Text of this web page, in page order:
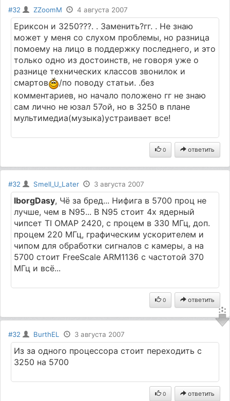
#32 ZZoomM 4 августа 2007
Ериксон и 3250???. . Заменить?гг. . Не знаю
может у меня со слухом проблемы, но разница
помоему на лицо в поддержку последнего, и это
только одно из достоинств, не говоря уже о
разнице технических классов звонилок и
смартов
/по поводу статьи. .без
комментариев, но начало положено гг не знаю
сам лично не юзал 57ой, но в 3250 в плане
мультимедиа(музыка)устраивает все!
0 ответить
#32 Smell_U_Later 3 августа 2007
IborgDasy, Чё за бред... Нифига в 5700 проц не
лучше, чем в N95... В N95 стоит 4х ядерный
чипсет TI OMAP 2420, с процем в 330 МГц, доп.
процем 220 МГц, графическим ускорителем и
чипом для обработки сигналов с камеры, а на
5700 стоит FreeScale ARM1136 с частотой 370
МГц и всё...
0 ответить
#32 BurthEL 3 августа 2007
Из за одного процессора стоит переходить с
3250 на 5700
0 ответить